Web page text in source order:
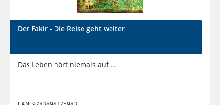
Der Fakir - Die Reise geht weiter
Das Leben hört niemals auf ...